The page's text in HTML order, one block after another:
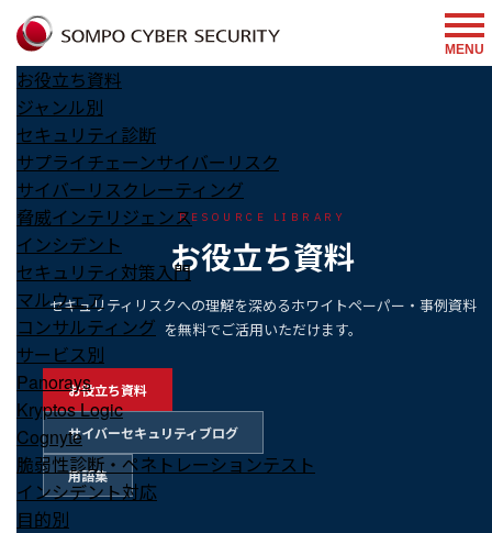
MENU
お役立ち資料
ジャンル別
セキュリティ診断
サプライチェーンサイバーリスク
サイバーリスクレーティング
脅威インテリジェンス
インシデント
セキュリティ対策入門
マルウェア
コンサルティング
サービス別
Panorays
Kryptos Logic
Cognyte
脆弱性診断・ペネトレーションテスト
インシデント対応
目的別
RESOURCE LIBRARY
お役立ち資料
セキュリティリスクへの理解を深めるホワイトペーパー・事例資料
を無料でご活用いただけます。
お役立ち資料
サイバーセキュリティブログ
用語集